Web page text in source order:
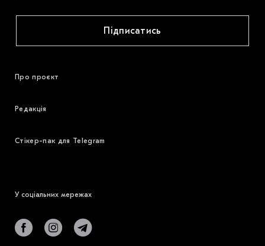
Підписатись
Про проєкт
Редакція
Стікер-пак для Telegram
У соціальних мережах